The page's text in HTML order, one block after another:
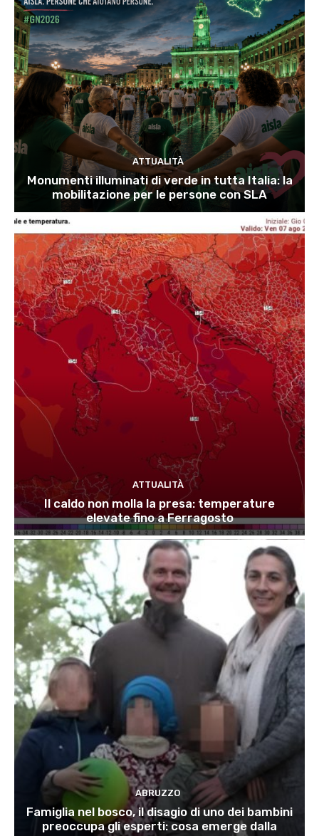
ATTUALITÀ
Monumenti illuminati di verde in tutta Italia: la
mobilitazione per le persone con SLA
ATTUALITÀ
Il caldo non molla la presa: temperature
elevate fino a Ferragosto
ABRUZZO
Famiglia nel bosco, il disagio di uno dei bambini
preoccupa gli esperti: cosa emerge dalla